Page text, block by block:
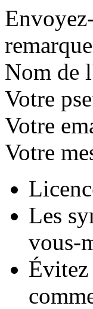
Nom de
Votre
Votre
Votre
Les
vous-
Évitez